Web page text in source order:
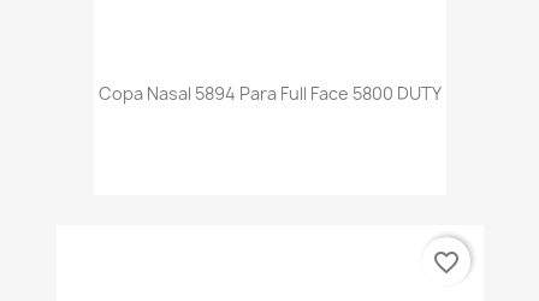
Copa Nasal 5894 Para Full Face 5800 DUTY
favorite_border